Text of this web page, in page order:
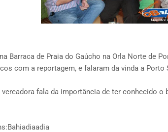
Barraca de Praia do Gaúcho na Orla Norte de
com a reportagem, e falaram da vinda a Porto
fala da importância de ter conhecido o